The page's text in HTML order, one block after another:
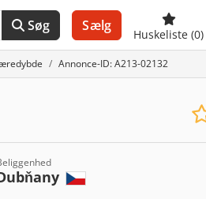
Søg Sælg
Huskeliste (0)
Annonce-ID: A213-02132